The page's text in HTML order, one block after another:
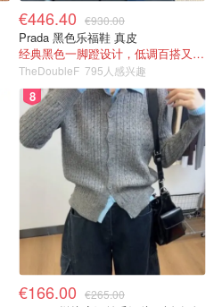
€446.40 €930.00
Prada 黑色乐福鞋 真皮
经典黑色一脚蹬设计，低调百搭又高级
TheDoubleF 795人感兴趣
8
€166.00 €265.00